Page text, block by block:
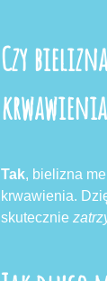
Czy
Tak, bielizna
krwawienia.
skutecznie